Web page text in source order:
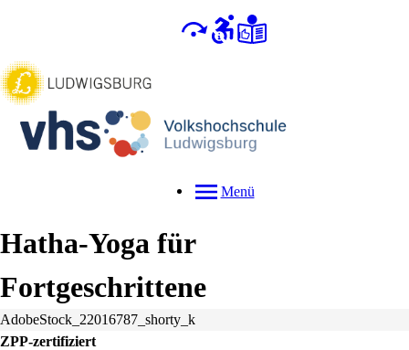
Menü
Hatha-Yoga für
Fortgeschrittene
AdobeStock_22016787_shorty_k
ZPP-zertifiziert